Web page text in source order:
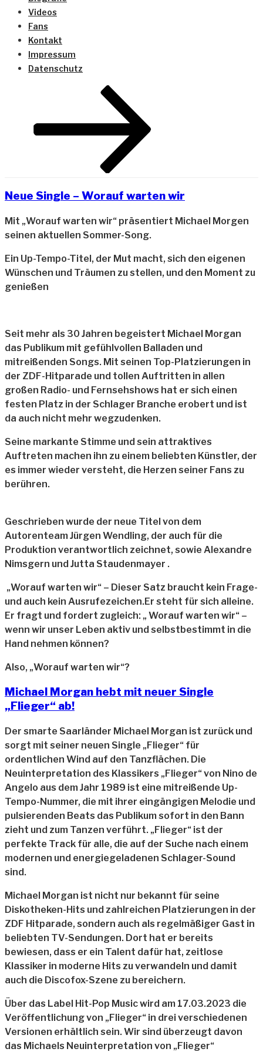
Videos
Fans
Kontakt
Impressum
Datenschutz
Neue Single – Worauf warten wir
Mit „Worauf warten wir“ präsentiert Michael Morgen
seinen aktuellen Sommer-Song.
Ein Up-Tempo-Titel, der Mut macht, sich den eigenen
Wünschen und Träumen zu stellen, und den Moment zu
genießen
Seit mehr als 30 Jahren begeistert Michael Morgan
das Publikum mit gefühlvollen Balladen und
mitreißenden Songs. Mit seinen Top-Platzierungen in
der ZDF-Hitparade und tollen Auftritten in allen
großen Radio- und Fernsehshows hat er sich einen
festen Platz in der Schlager Branche erobert und ist
da auch nicht mehr wegzudenken.
Seine markante Stimme und sein attraktives
Auftreten machen ihn zu einem beliebten Künstler, der
es immer wieder versteht, die Herzen seiner Fans zu
berühren.
Geschrieben wurde der neue Titel von dem
Autorenteam Jürgen Wendling, der auch für die
Produktion verantwortlich zeichnet, sowie Alexandre
Nimsgern und Jutta Staudenmayer .
„Worauf warten wir“ – Dieser Satz braucht kein Frage-
und auch kein Ausrufezeichen.Er steht für sich alleine.
Er fragt und fordert zugleich: „ Worauf warten wir“ –
wenn wir unser Leben aktiv und selbstbestimmt in die
Hand nehmen können?
Also, „Worauf warten wir“?
Michael Morgan hebt mit neuer Single
„Flieger“ ab!
Der smarte Saarländer Michael Morgan ist zurück und
sorgt mit seiner neuen Single „Flieger“ für
ordentlichen Wind auf den Tanzflächen. Die
Neuinterpretation des Klassikers „Flieger“ von Nino de
Angelo aus dem Jahr 1989 ist eine mitreißende Up-
Tempo-Nummer, die mit ihrer eingängigen Melodie und
pulsierenden Beats das Publikum sofort in den Bann
zieht und zum Tanzen verführt. „Flieger“ ist der
perfekte Track für alle, die auf der Suche nach einem
modernen und energiegeladenen Schlager-Sound
sind.
Michael Morgan ist nicht nur bekannt für seine
Diskotheken-Hits und zahlreichen Platzierungen in der
ZDF Hitparade, sondern auch als regelmäßiger Gast in
beliebten TV-Sendungen. Dort hat er bereits
bewiesen, dass er ein Talent dafür hat, zeitlose
Klassiker in moderne Hits zu verwandeln und damit
auch die Discofox-Szene zu bereichern.
Über das Label Hit-Pop Music wird am 17.03.2023 die
Veröffentlichung von „Flieger“ in drei verschiedenen
Versionen erhältlich sein. Wir sind überzeugt davon
das Michaels Neuinterpretation von „Flieger“